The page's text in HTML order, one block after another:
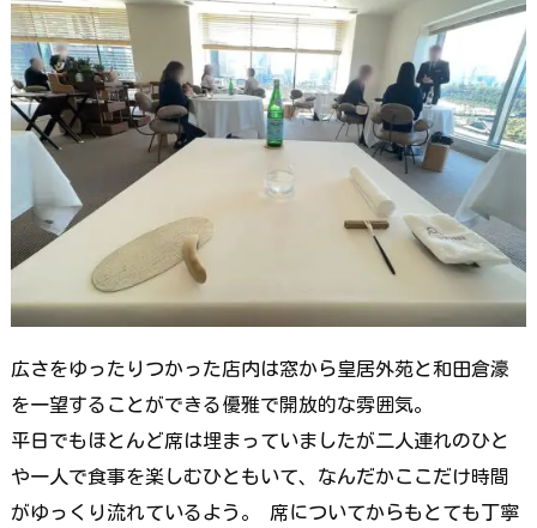
広さをゆったりつかった店内は窓から皇居外苑と和田倉濠
を一望することができる優雅で開放的な雰囲気。
平日でもほとんど席は埋まっていましたが二人連れのひと
や一人で食事を楽しむひともいて、なんだかここだけ時間
がゆっくり流れているよう。 席についてからもとても丁寧